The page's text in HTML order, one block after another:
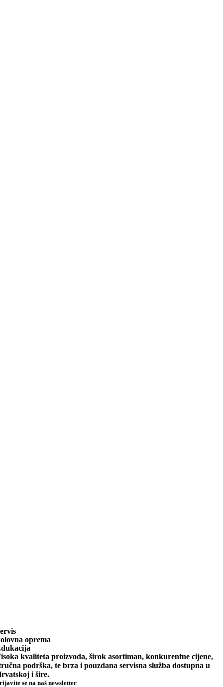
oprema
kvaliteta proizvoda, širok asortiman, konkurentne cijene,
podrška, te brza i pouzdana servisna služba dostupna u
i šire.
se na naš newsletter